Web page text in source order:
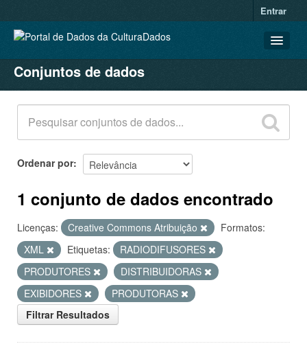
Entrar
CONJUNTOS DE DADOS
ORGANIZAÇÕES
GRUPOS
SOBRE
Conjuntos de dados
Ordenar por
1 conjunto de dados encontrado
Licenças: Creative Commons Atribuição
Formatos:
XML
Etiquetas:
RADIODIFUSORES
PRODUTORES
DISTRIBUIDORAS
EXIBIDORES
PRODUTORAS
Filtrar Resultados